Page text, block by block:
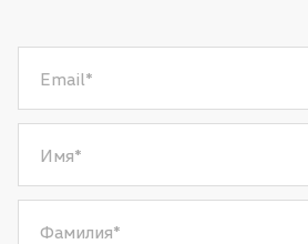
Email*
Имя*
Фамилия*